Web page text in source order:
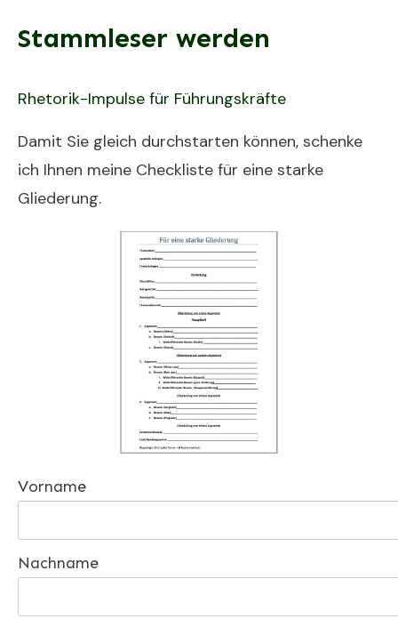
Stammleser werden
Rhetorik-Impulse für Führungskräfte
Damit Sie gleich durchstarten können, schenke
ich Ihnen meine Checkliste für eine starke
Gliederung.
Vorname
Nachname